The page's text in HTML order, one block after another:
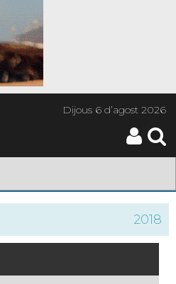
Dijous6 d’agost 2026
2018